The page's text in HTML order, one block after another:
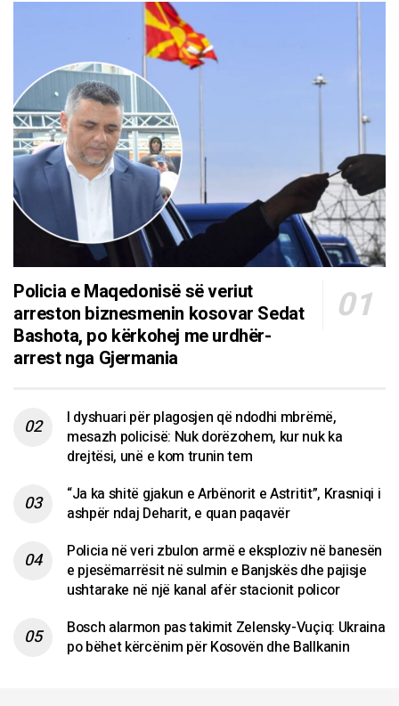
Policia e Maqedonisë së veriut
arreston biznesmenin kosovar Sedat
Bashota, po kërkohej me urdhër-
arrest nga Gjermania
I dyshuari për plagosjen që ndodhi mbrëmë,
mesazh policisë: Nuk dorëzohem, kur nuk ka
drejtësi, unë e kom trunin tem
“Ja ka shitë gjakun e Arbënorit e Astritit”, Krasniqi i
ashpër ndaj Deharit, e quan paqavër
Policia në veri zbulon armë e eksploziv në banesën
e pjesëmarrësit në sulmin e Banjskës dhe pajisje
ushtarake në një kanal afër stacionit policor
Bosch alarmon pas takimit Zelensky-Vuçiq: Ukraina
po bëhet kërcënim për Kosovën dhe Ballkanin